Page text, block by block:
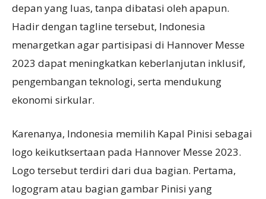
depan yang luas, tanpa dibatasi oleh apapun.
Hadir dengan tagline tersebut, Indonesia
menargetkan agar partisipasi di Hannover Messe
2023 dapat meningkatkan keberlanjutan inklusif,
pengembangan teknologi, serta mendukung
ekonomi sirkular.
Karenanya, Indonesia memilih Kapal Pinisi sebagai
logo keikutksertaan pada Hannover Messe 2023.
Logo tersebut terdiri dari dua bagian. Pertama,
logogram atau bagian gambar Pinisi yang